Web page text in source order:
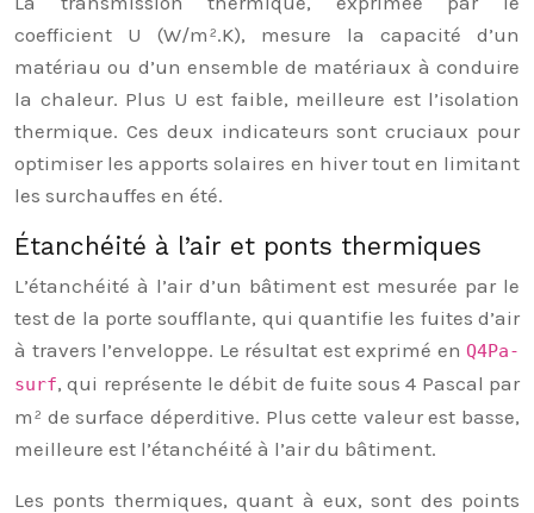
coefficient U (W/m².K), mesure la capacité d’un
matériau ou d’un ensemble de matériaux à conduire
la chaleur. Plus U est faible, meilleure est l’isolation
thermique. Ces deux indicateurs sont cruciaux pour
optimiser les apports solaires en hiver tout en limitant
les surchauffes en été.
Étanchéité à l’air et ponts thermiques
L’étanchéité à l’air d’un bâtiment est mesurée par le
test de la porte soufflante, qui quantifie les fuites d’air
à travers l’enveloppe. Le résultat est exprimé en Q4Pa-
surf, qui représente le débit de fuite sous 4 Pascal par
m² de surface déperditive. Plus cette valeur est basse,
meilleure est l’étanchéité à l’air du bâtiment.
Les ponts thermiques, quant à eux, sont des points